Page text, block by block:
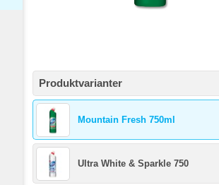
Produktvarianter
Mountain Fresh 750ml
Ultra White & Sparkle 750